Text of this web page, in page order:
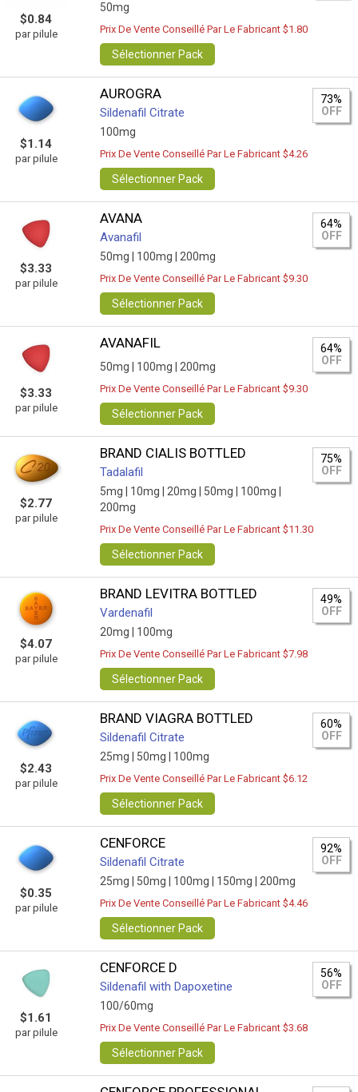
$0.84
par pilule
50mg
Prix De Vente Conseillé Par Le Fabricant $1.80
Sélectionner Pack
$1.14
par pilule
AUROGRA
Sildenafil Citrate
100mg
73%
OFF
Prix De Vente Conseillé Par Le Fabricant $4.26
Sélectionner Pack
$3.33
par pilule
AVANA
Avanafil
50mg | 100mg | 200mg
64%
OFF
Prix De Vente Conseillé Par Le Fabricant $9.30
Sélectionner Pack
$3.33
par pilule
AVANAFIL
50mg | 100mg | 200mg
64%
OFF
Prix De Vente Conseillé Par Le Fabricant $9.30
Sélectionner Pack
$2.77
par pilule
BRAND CIALIS BOTTLED
Tadalafil
5mg | 10mg | 20mg | 50mg |
100mg |
200mg
75%
OFF
Prix De Vente Conseillé Par Le Fabricant $11.30
Sélectionner Pack
$4.07
par pilule
BRAND LEVITRA BOTTLED
Vardenafil
20mg | 100mg
49%
OFF
Prix De Vente Conseillé Par Le Fabricant $7.98
Sélectionner Pack
$2.43
par pilule
BRAND VIAGRA BOTTLED
Sildenafil Citrate
25mg | 50mg | 100mg
60%
OFF
Prix De Vente Conseillé Par Le Fabricant $6.12
Sélectionner Pack
$0.35
par pilule
CENFORCE
Sildenafil Citrate
25mg | 50mg | 100mg | 150mg | 200mg
92%
OFF
Prix De Vente Conseillé Par Le Fabricant $4.46
Sélectionner Pack
$1.61
par pilule
CENFORCE D
Sildenafil with Dapoxetine
100/60mg
56%
OFF
Prix De Vente Conseillé Par Le Fabricant $3.68
Sélectionner Pack